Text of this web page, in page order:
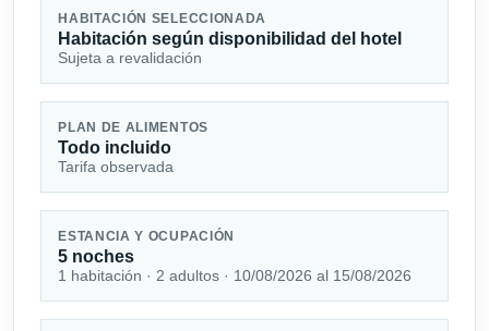
HABITACIÓN SELECCIONADA
Habitación según disponibilidad del hotel
Sujeta a revalidación
PLAN DE ALIMENTOS
Todo incluido
Tarifa observada
ESTANCIA Y OCUPACIÓN
5 noches
1 habitación · 2 adultos · 10/08/2026 al 15/08/2026